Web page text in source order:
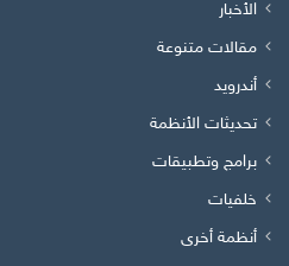
الأخبار
مقالات متنوعة
أندرويد
تحديثات الأنظمة
برامج وتطبيقات
خلفيات
أنظمة أخرى